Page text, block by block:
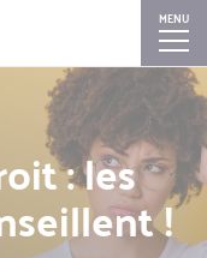
MENU
: les
!